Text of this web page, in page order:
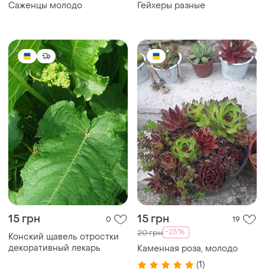
Саженцы молодо Гейхеры разные
15 грн 0
Конский щавель отростки
декоративный лекарь
15 грн 19
20 грн -25%
Каменная роза, молодо
(1)